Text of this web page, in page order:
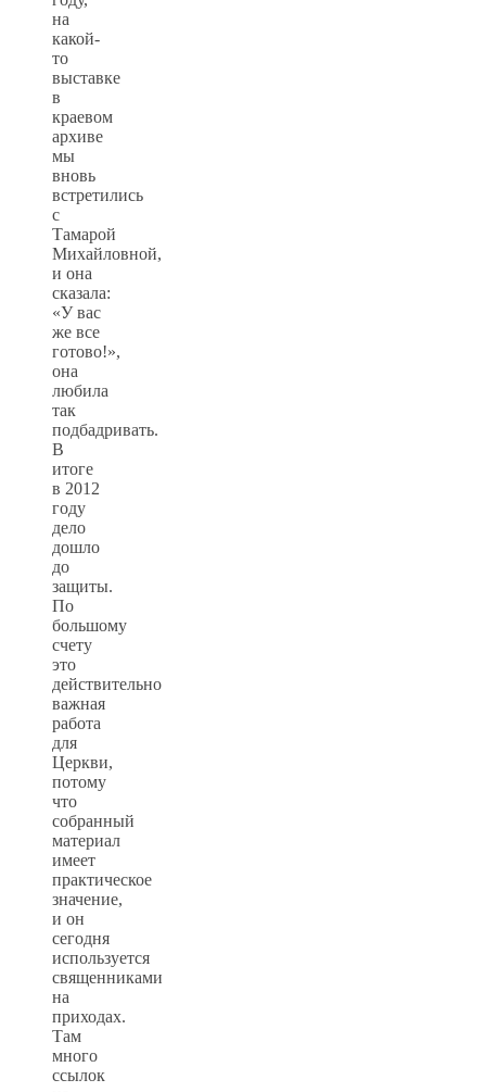
на
какой-
то
выставке
в
краевом
архиве
мы
вновь
встретились
с
Тамарой
Михайловной,
и она
сказала:
«У вас
же все
готово!»,
она
любила
так
подбадривать.
В
итоге
в 2012
году
дело
дошло
до
защиты.
По
большому
счету
это
действительно
важная
работа
для
Церкви,
потому
что
собранный
материал
имеет
практическое
значение,
и он
сегодня
используется
священниками
на
приходах.
Там
много
ссылок